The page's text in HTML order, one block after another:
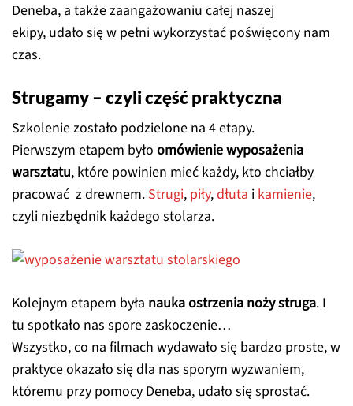
Deneba, a także zaangażowaniu całej naszej
ekipy, udało się w pełni wykorzystać poświęcony nam
czas.
Strugamy – czyli część praktyczna
Szkolenie zostało podzielone na 4 etapy.
Pierwszym etapem było omówienie wyposażenia
warsztatu, które powinien mieć każdy, kto chciałby
pracować z drewnem. Strugi, piły,dłuta i kamienie,
czyli niezbędnik każdego stolarza.
Kolejnym etapem była nauka ostrzenia noży struga. I
tu spotkało nas spore zaskoczenie…
Wszystko, co na filmach wydawało się bardzo proste, w
praktyce okazało się dla nas sporym wyzwaniem,
któremu przy pomocy Deneba, udało się sprostać.